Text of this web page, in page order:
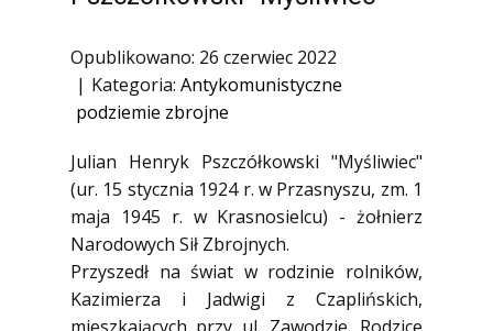
Ofiary zbrodni katyńskiej
Antykomunistyczne podziemie
zbrojne
Artyści
Badacze
Społecznicy
Opublikowano: 26 czerwiec 2022
Kategoria: Antykomunistyczne
podziemie zbrojne
Julian Henryk Pszczółkowski "Myśliwiec"
(ur. 15 stycznia 1924 r. w Przasnyszu, zm. 1
maja 1945 r. w Krasnosielcu) - żołnierz
Narodowych Sił Zbrojnych.
Przyszedł na świat w rodzinie rolników,
Kazimierza i Jadwigi z Czaplińskich,